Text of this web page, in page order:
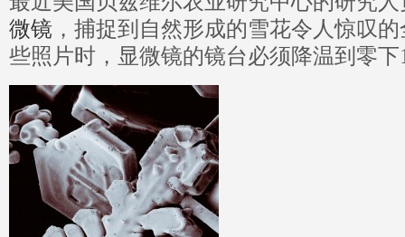
微镜 ，捕捉到自然形成的雪花令人惊叹
些照片时，显微镜的镜台必须降温到零下